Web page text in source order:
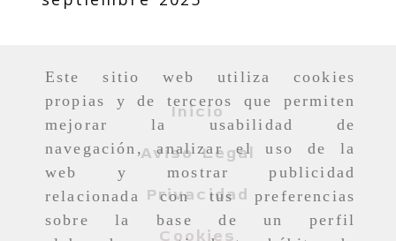
Este sitio web utiliza cookies
propias y de terceros que permiten
mejorar la usabilidad de
navegación, analizar el uso de la
web y mostrar publicidad
relacionada con tus preferencias
sobre la base de un perfil
Inicio
Aviso Legal
Privacidad
Cookies